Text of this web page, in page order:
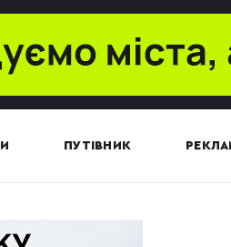
ПУТІВНИК